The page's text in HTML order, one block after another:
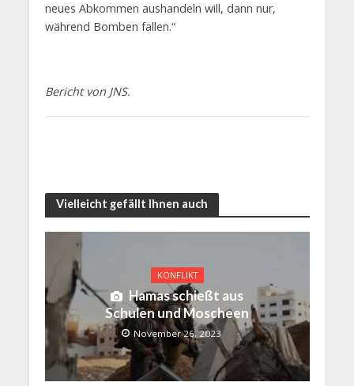
neues Abkommen aushandeln will, dann nur,
während Bomben fallen.“
Bericht von JNS.
Vielleicht gefällt Ihnen auch
KONFLIKT
Hamas schießt aus
Schulen und Moscheen
November 26, 2023